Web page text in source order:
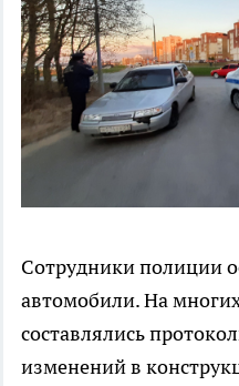
Сотрудники полиции
автомобили. На
составлялись
изменений в